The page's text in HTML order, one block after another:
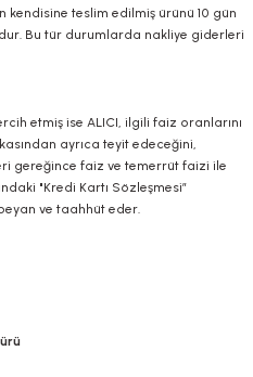
kendisine teslim edilmiş ürünü 10 gün
Bu tür durumlarda nakliye giderleri
etmiş ise ALICI, ilgili faiz oranlarını
ayrıca teyit edeceğini,
gereğince faiz ve temerrüt faizi ile
"Kredi Kartı Sözleşmesi”
ve taahhüt eder.